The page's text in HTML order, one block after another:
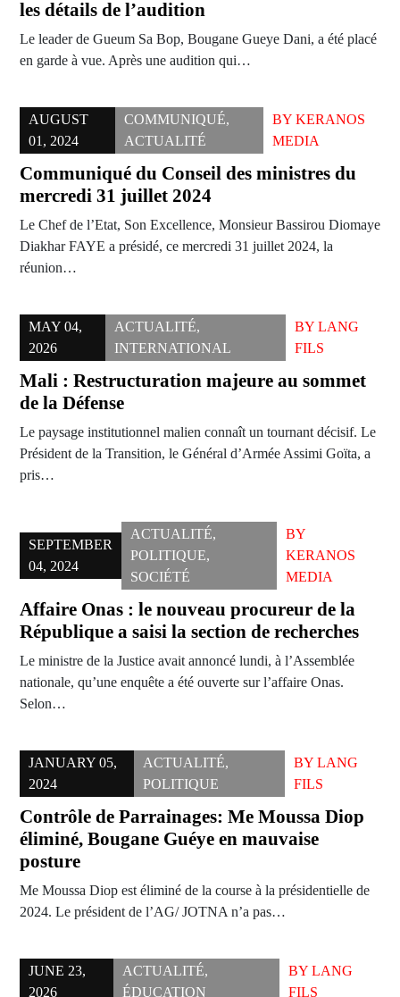
les détails de l’audition
Le leader de Gueum Sa Bop, Bougane Gueye Dani, a été placé
en garde à vue. Après une audition qui…
AUGUST
01, 2024
COMMUNIQUÉ,
ACTUALITÉ
BYKERANOS
MEDIA
Communiqué du Conseil des ministres du
mercredi 31 juillet 2024
Le Chef de l’Etat, Son Excellence, Monsieur Bassirou Diomaye
Diakhar FAYE a présidé, ce mercredi 31 juillet 2024, la
réunion…
MAY 04,
2026
ACTUALITÉ,
INTERNATIONAL
BY LANG
FILS
Mali : Restructuration majeure au sommet
de la Défense
Le paysage institutionnel malien connaît un tournant décisif. Le
Président de la Transition, le Général d’Armée Assimi Goïta, a
pris…
SEPTEMBER
04, 2024
ACTUALITÉ,
POLITIQUE,
SOCIÉTÉ
BY
KERANOS
MEDIA
Affaire Onas : le nouveau procureur de la
République a saisi la section de recherches
Le ministre de la Justice avait annoncé lundi, à l’Assemblée
nationale, qu’une enquête a été ouverte sur l’affaire Onas.
Selon…
JANUARY 05,
2024
ACTUALITÉ,
POLITIQUE
BY LANG
FILS
Contrôle de Parrainages: Me Moussa Diop
éliminé, Bougane Guéye en mauvaise
posture
Me Moussa Diop est éliminé de la course à la présidentielle de
2024. Le président de l’AG/ JOTNA n’a pas…
JUNE 23,
2026
ACTUALITÉ,
ÉDUCATION
BY LANG
FILS